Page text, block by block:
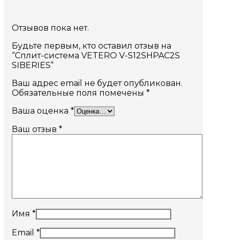
Отзывов пока нет.
Будьте первым, кто оставил отзыв на
“Сплит-система VETERO V-S12SHPAC2S
SIBERIES”
Ваш адрес email не будет опубликован.
Обязательные поля помечены *
Ваша оценка *
Ваш отзыв *
Имя *
Email *